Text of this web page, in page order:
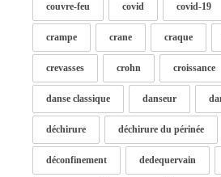
couvre-feu covid covid-19
crampe crane craque
crevasses crohn croissance
danse classique danseur
déchirure déchirure du périnée
déconfinement dedequervain